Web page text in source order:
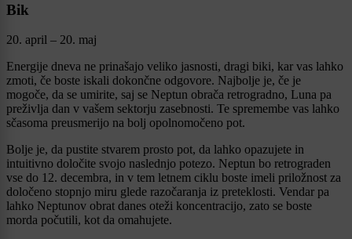
Bik
20. april – 20. maj
Energije dneva ne prinašajo veliko jasnosti, dragi biki, kar vas lahko
zmoti, če boste iskali dokončne odgovore. Najbolje je, če je
mogoče, da se umirite, saj se Neptun obrača retrogradno, Luna pa
preživlja dan v vašem sektorju zasebnosti. Te spremembe vas lahko
sčasoma preusmerijo na bolj opolnomočeno pot.
Bolje je, da pustite stvarem prosto pot, da lahko opazujete in
intuitivno določite svojo naslednjo potezo. Neptun bo retrograden
vse do 12. decembra, in v tem letnem ciklu boste imeli priložnost za
določeno stopnjo miru glede razočaranja iz preteklosti. Vendar pa
lahko Neptunov obrat danes oteži koncentracijo, zato se boste
morda počutili, kot da omahujete.